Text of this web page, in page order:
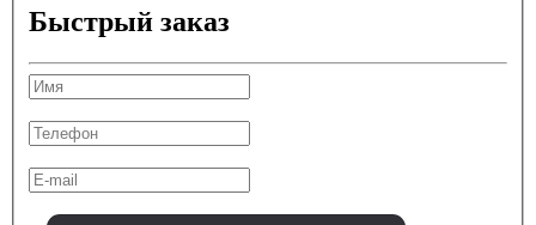
Быстрый заказ